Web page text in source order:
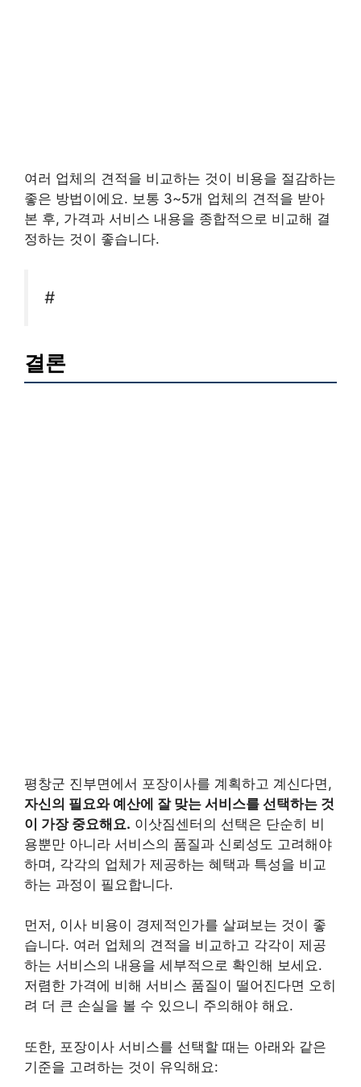
여러 업체의 견적을 비교하는 것이 비용을 절감하는
좋은 방법이에요. 보통 3~5개 업체의 견적을 받아
본 후, 가격과 서비스 내용을 종합적으로 비교해 결
정하는 것이 좋습니다.
#
결론
평창군 진부면에서 포장이사를 계획하고 계신다면,
자신의 필요와 예산에 잘 맞는 서비스를 선택하는 것
이 가장 중요해요. 이삿짐센터의 선택은 단순히 비
용뿐만 아니라 서비스의 품질과 신뢰성도 고려해야
하며, 각각의 업체가 제공하는 혜택과 특성을 비교
하는 과정이 필요합니다.
먼저, 이사 비용이 경제적인가를 살펴보는 것이 좋
습니다. 여러 업체의 견적을 비교하고 각각이 제공
하는 서비스의 내용을 세부적으로 확인해 보세요.
저렴한 가격에 비해 서비스 품질이 떨어진다면 오히
려 더 큰 손실을 볼 수 있으니 주의해야 해요.
또한, 포장이사 서비스를 선택할 때는 아래와 같은
기준을 고려하는 것이 유익해요: